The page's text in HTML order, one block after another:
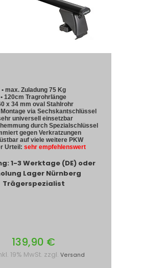
• max. Zuladung 75 Kg
• 120cm Tragrohrlänge
x 34 mm oval Stahlrohr
Montage via Sechskantschlüssel
universell einsetzbar
durch Spezialschlüssel
gegen Verkratzungen
auf viele weitere PKW
Urteil: sehr empfehlenswert
1-3 Werktage (DE) oder
Lager Nürnberg
Trägerspezialist
139,90 €
19% MwSt. zzgl. Versand